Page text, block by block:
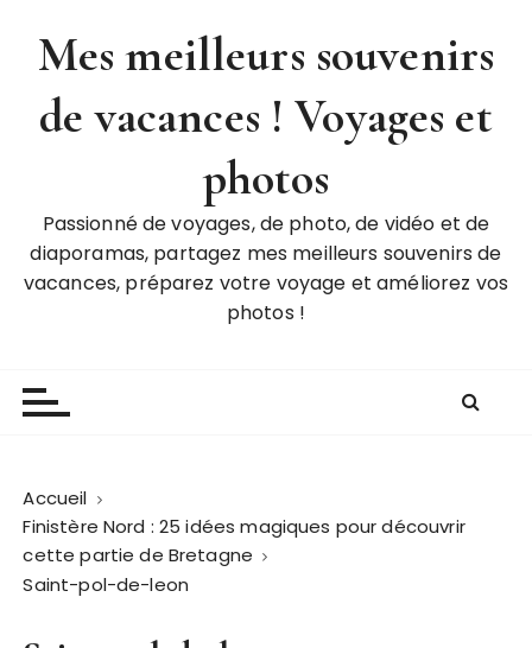
Mes meilleurs souvenirs
de vacances ! Voyages et
photos
Passionné de voyages, de photo, de vidéo et de
diaporamas, partagez mes meilleurs souvenirs de
vacances, préparez votre voyage et améliorez vos
photos !
Accueil
Finistère Nord : 25 idées magiques pour découvrir
cette partie de Bretagne
Saint-pol-de-leon